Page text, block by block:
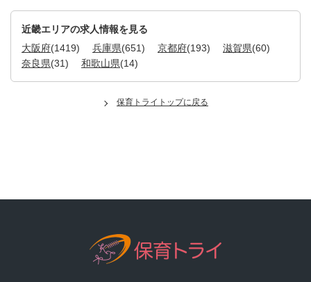
近畿エリアの求人情報を見る
大阪府(1419) 兵庫県(651) 京都府(193) 滋賀県(60)
奈良県(31) 和歌山県(14)
保育トライトップに戻る